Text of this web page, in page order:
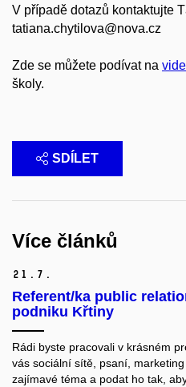
V případě dotazů kontaktujte
tatiana.chytilova@nova.cz
Zde se můžete podívat na
školy.
SDÍLET
Více článků
21. 7.
Referent/ka public
podniku Křtiny
Rádi byste pracovali v krásném
vás sociální sítě, psaní,
zajímavé téma a podat ho tak,